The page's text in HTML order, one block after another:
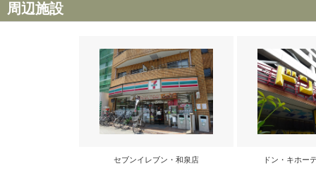
周辺施設
セブンイレブン・和泉店 ドン・キホー